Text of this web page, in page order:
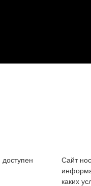
Сайт
каких